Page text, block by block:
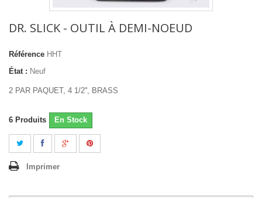
DR. SLICK - OUTIL À DEMI-NOEUD
Référence HHT
État : Neuf
2 PAR PAQUET, 4 1/2'', BRASS
6 Produits En Stock
Imprimer